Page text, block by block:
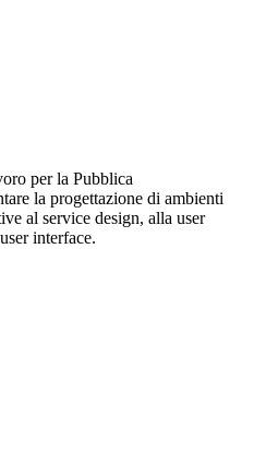
per la Pubblica
la progettazione di ambienti
al service design, alla user
interface.